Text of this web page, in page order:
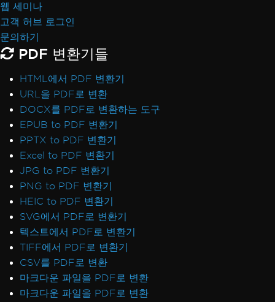
웹 세미나
고객 허브 로그인
문의하기
PDF 변환기들
HTML에서 PDF 변환기
URL을 PDF로 변환
DOCX를 PDF로 변환하는 도구
EPUB to PDF 변환기
PPTX to PDF 변환기
Excel to PDF 변환기
JPG to PDF 변환기
PNG to PDF 변환기
HEIC to PDF 변환기
SVG에서 PDF로 변환기
텍스트에서 PDF로 변환기
TIFF에서 PDF로 변환기
CSV를 PDF로 변환
마크다운 파일을 PDF로 변환
마크다운 파일을 PDF로 변환